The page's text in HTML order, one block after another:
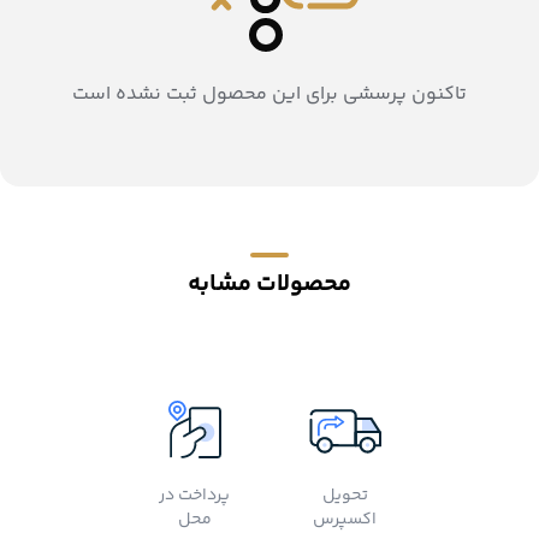
تاکنون پرسشی برای این محصول ثبت نشده است
محصولات مشابه
تحویل
اکسپرس
پرداخت در
محل